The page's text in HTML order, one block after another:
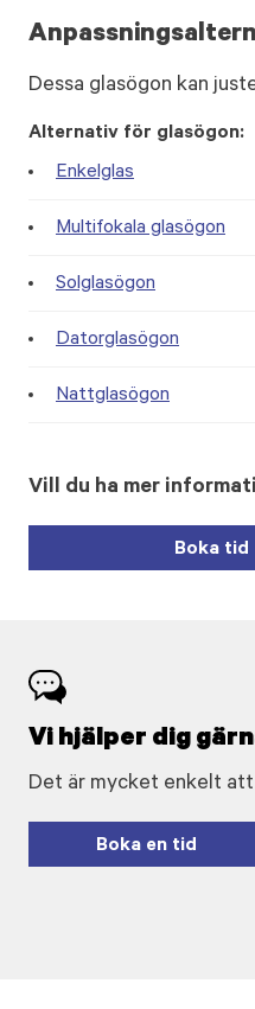
Dessa glasögon kan
Alternativ för glasögon:
Enkelglas
Multifokala glasögon
Solglasögon
Datorglasögon
Nattglasögon
Vill du ha mer
Boka tid
Vi hjälper dig
Det är mycket enkelt
Boka en tid